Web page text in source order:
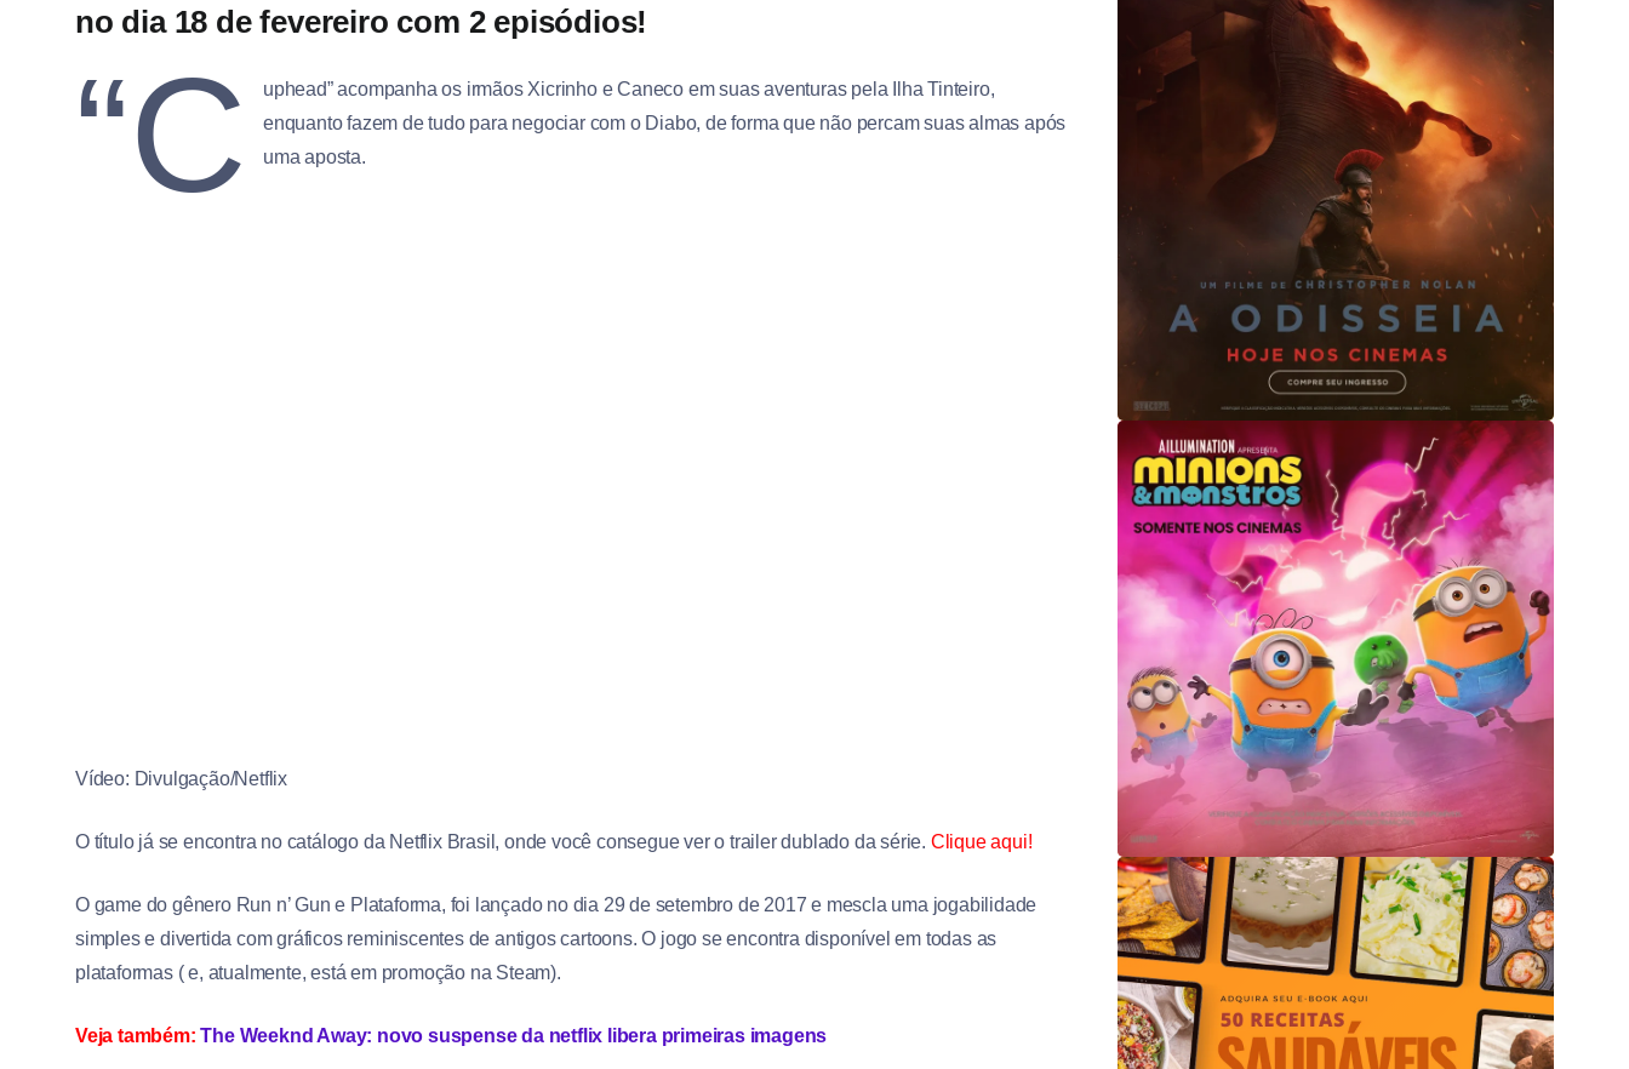
no dia 18 de fevereiro com 2 episódios!
“C
uphead” acompanha os irmãos Xicrinho e Caneco em suas aventuras pela Ilha Tinteiro,
enquanto fazem de tudo para negociar com o Diabo, de forma que não percam suas almas após
uma aposta.
Vídeo: Divulgação/Netflix
O título já se encontra no catálogo da Netflix Brasil, onde você consegue ver o trailer dublado da série. Clique aqui!
O game do gênero Run n’ Gun e Plataforma, foi lançado no dia 29 de setembro de 2017 e mescla uma jogabilidade
simples e divertida com gráficos reminiscentes de antigos cartoons. O jogo se encontra disponível em todas as
plataformas ( e, atualmente, está em promoção na Steam).
Veja também:The Weeknd Away: novo suspense da netflix libera primeiras imagens